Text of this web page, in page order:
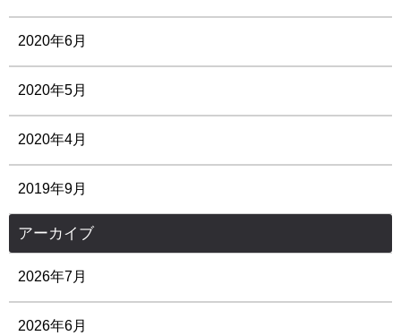
2020年6月
2020年5月
2020年4月
2019年9月
アーカイブ
2026年7月
2026年6月